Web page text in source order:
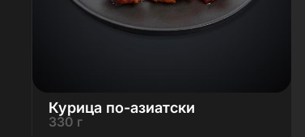
Курица по-азиатски
330 г